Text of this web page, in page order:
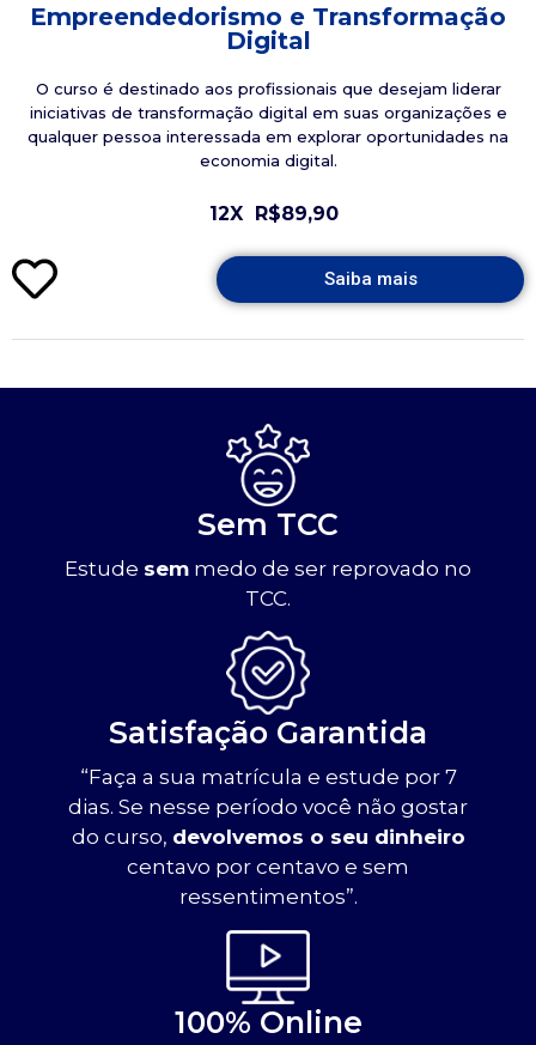
Empreendedorismo e Transformação
Digital
O curso é destinado aos profissionais que desejam liderar
iniciativas de transformação digital em suas organizações e
qualquer pessoa interessada em explorar oportunidades na
economia digital.
12X R$89,90
Saiba mais
Sem TCC
Estude sem medo de ser reprovado no
TCC.
Satisfação Garantida
“Faça a sua matrícula e estude por 7
dias. Se nesse período você não gostar
do curso, devolvemos o seu dinheiro
centavo por centavo e sem
ressentimentos”.
100% Online